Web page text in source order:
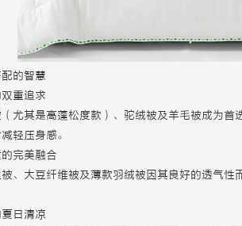
的智慧
重追求
尤其是高蓬松度款）、驼绒被及羊毛被成为
轻压身感。
完美融合
、大豆纤维被及薄款羽绒被因其良好的透气
日清凉